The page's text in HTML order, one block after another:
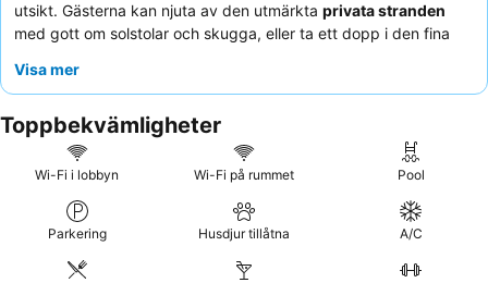
utsikt. Gästerna kan njuta av den utmärkta privata stranden
med gott om solstolar och skugga, eller ta ett dopp i den fina
vänlighet och hjälpsamhet, och den varierade frukostbuffén är
bästa upplevelsen, överväg att boka ett rum med en
med havsutsikt
för enastående vyer.
Visa mer
Toppbekvämligheter
Wi-Fi i lobbyn Wi-Fi på rummet Pool
Parkering Husdjur tillåtna A/C